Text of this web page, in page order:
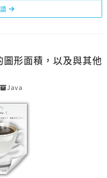
形面積，以及與其他
Java